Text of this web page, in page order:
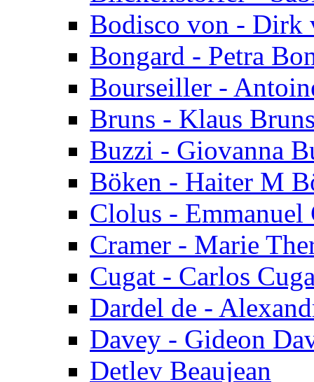
Bodisco von - Dirk
Bongard - Petra
Bourseiller -
Bruns - Klaus
Buzzi - Giovanna
Böken - Haiter M
Clolus - Emmanuel
Cramer - Marie
Cugat - Carlos
Dardel de -
Davey - Gideon
Detlev Beaujean